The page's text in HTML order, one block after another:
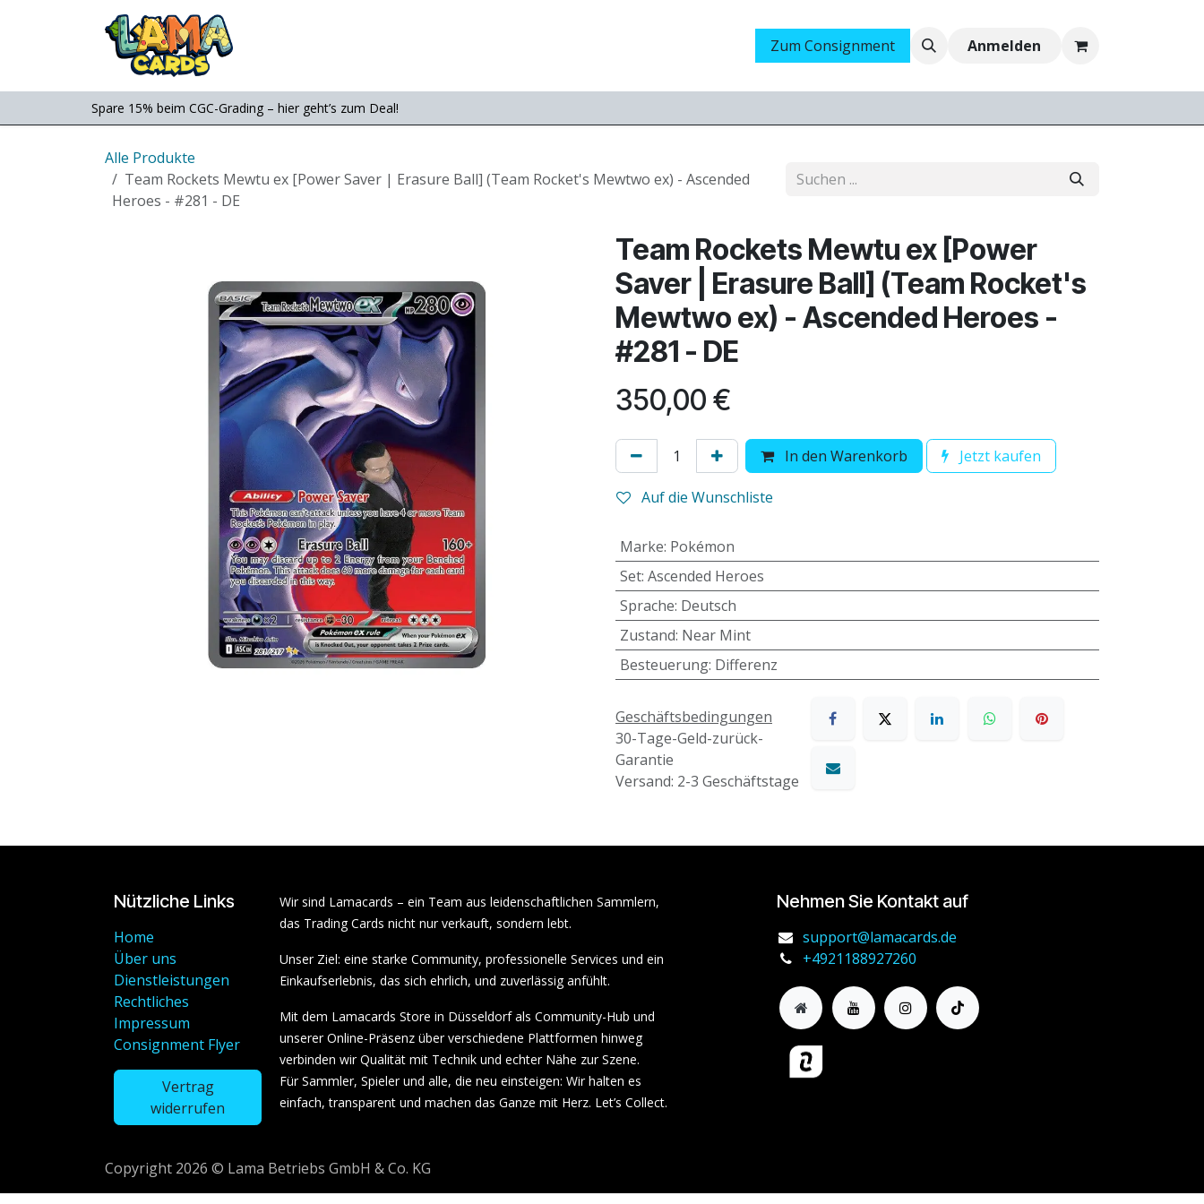
Zum Inhalt springen
Messen Ankauf Jobs
Zum Consignment Anmelden
Spare 15% beim CGC-Grading – hier geht’s zum Deal!
Alle Produkte
Team Rockets Mewtu ex [Power Saver | Erasure Ball] (Team Rocket's Mewtwo ex) - Ascended
Heroes - #281 - DE
Team Rockets Mewtu ex [Power
Saver | Erasure Ball] (Team Rocket's
Mewtwo ex) - Ascended Heroes -
#281 - DE
350,00 €
In den Warenkorb Jetzt kaufen
Auf die Wunschliste
Marke: Pokémon
Set: Ascended Heroes
Sprache: Deutsch
Zustand: Near Mint
Besteuerung: Differenz
Geschäftsbedingungen
30-Tage-Geld-zurück-
Garantie
Versand: 2-3 Geschäftstage
Nützliche Links
Home
Über uns
Dienstleistungen
Rechtliches
Impressum
Consignment Flyer
Vertrag
widerrufen
Nehmen Sie Kontakt auf
support@lamacards.de
+4921188927260
Wir sind Lamacards – ein Team aus leidenschaftlichen Sammlern,
das Trading Cards nicht nur verkauft, sondern lebt.
Unser Ziel: eine starke Community, professionelle Services und ein
Einkaufserlebnis, das sich ehrlich, und zuverlässig anfühlt.
Mit dem Lamacards Store in Düsseldorf als Community-Hub und
unserer Online-Präsenz über verschiedene Plattformen hinweg
verbinden wir Qualität mit Technik und echter Nähe zur Szene.
Für Sammler, Spieler und alle, die neu einsteigen: Wir halten es
einfach, transparent und machen das Ganze mit Herz. Let’s Collect.
Copyright 2026 © Lama Betriebs GmbH & Co. KG